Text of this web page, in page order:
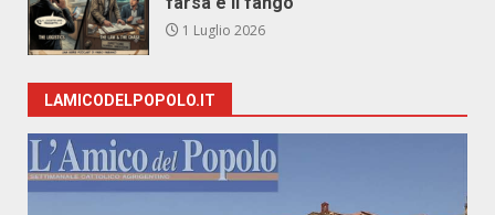
1 Luglio 2026
LAMICODELPOPOLO.IT